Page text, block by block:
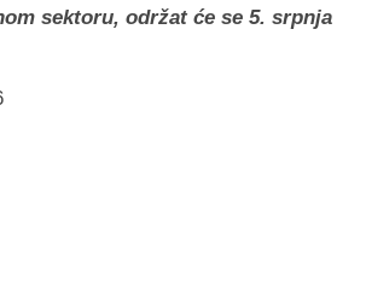
sektoru, održat će se 5. srpnja